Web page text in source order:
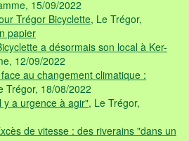
15/09/2022
Trégor Bicyclette, Le Trégor,
papier
a désormais son local à Ker-
12/09/2022
au changement climatique :
Trégor, 18/08/2022
y a urgence à agir", Le Trégor,
de vitesse : des riverains "dans un